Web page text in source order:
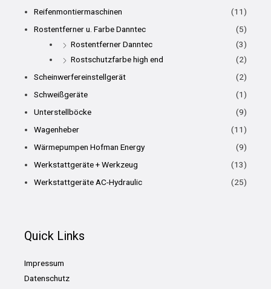
Reifenmontiermaschinen
(11)
Rostentferner u. Farbe Danntec
(5)
Rostentferner Danntec
(3)
Rostschutzfarbe high end
(2)
Scheinwerfereinstellgerät
(2)
Schweißgeräte
(1)
Unterstellböcke
(9)
Wagenheber
(11)
Wärmepumpen Hofman Energy
(9)
Werkstattgeräte + Werkzeug
(13)
Werkstattgeräte AC-Hydraulic
(25)
Quick Links
Impressum
Datenschutz